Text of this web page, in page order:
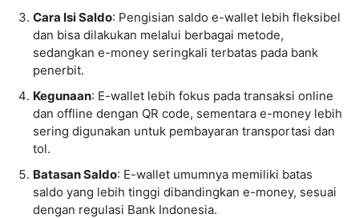
Cara Isi Saldo: Pengisian saldo e-wallet lebih fleksibel
dan bisa dilakukan melalui berbagai metode,
sedangkan e-money seringkali terbatas pada bank
penerbit.
Kegunaan: E-wallet lebih fokus pada transaksi online
dan offline dengan QR code, sementara e-money lebih
sering digunakan untuk pembayaran transportasi dan
tol.
Batasan Saldo: E-wallet umumnya memiliki batas
saldo yang lebih tinggi dibandingkan e-money, sesuai
dengan regulasi Bank Indonesia.